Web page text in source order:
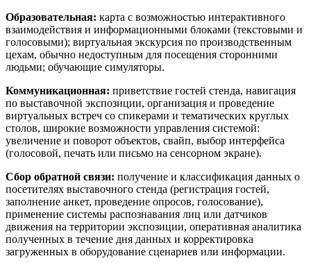
Образовательная: карта с возможностью интерактивного
взаимодействия и информационными блоками (текстовыми и
голосовыми); виртуальная экскурсия по производственным
цехам, обычно недоступным для посещения сторонними
людьми; обучающие симуляторы.
Коммуникационная: приветствие гостей стенда, навигация
по выставочной экспозиции, организация и проведение
виртуальных встреч со спикерами и тематических круглых
столов, широкие возможности управления системой:
увеличение и поворот объектов, свайп, выбор интерфейса
(голосовой, печать или письмо на сенсорном экране).
Сбор обратной связи: получение и классификация данных о
посетителях выставочного стенда (регистрация гостей,
заполнение анкет, проведение опросов, голосование),
применение системы распознавания лиц или датчиков
движения на территории экспозиции, оперативная аналитика
полученных в течение дня данных и корректировка
загруженных в оборудование сценариев или информации.